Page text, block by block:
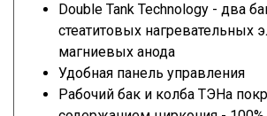
Double Tank Technology - два
стеатитовых нагревательных
магниевых анода
Удобная панель управления
Рабочий бак и колба ТЭНа